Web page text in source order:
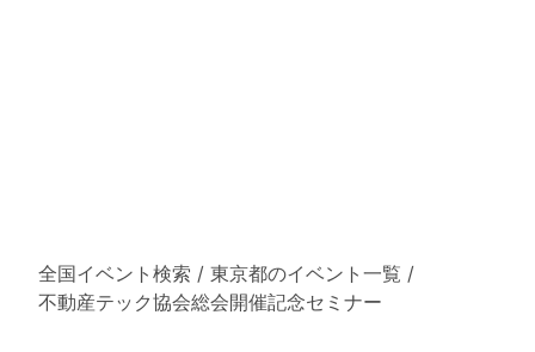
全国イベント検索 / 東京都のイベント一覧 /
不動産テック協会総会開催記念セミナー